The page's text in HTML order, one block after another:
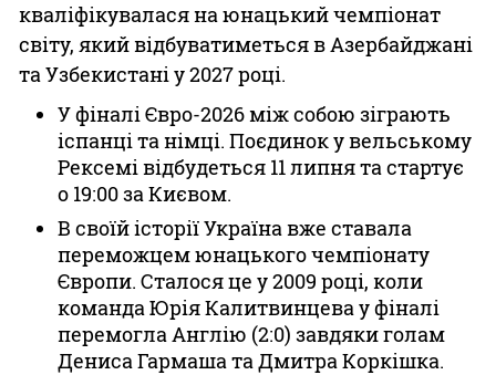
кваліфікувалася на юнацький чемпіонат
світу, який відбуватиметься в Азербайджані
та Узбекистані у 2027 році.
У фіналі Євро-2026 між собою зіграють
іспанці та німці. Поєдинок у вельському
Рексемі відбудеться 11 липня та стартує
о 19:00 за Києвом.
В своїй історії Україна вже ставала
переможцем юнацького чемпіонату
Європи. Сталося це у 2009 році, коли
команда Юрія Калитвинцева у фіналі
перемогла Англію (2:0) завдяки голам
Дениса Гармаша та Дмитра Коркішка.